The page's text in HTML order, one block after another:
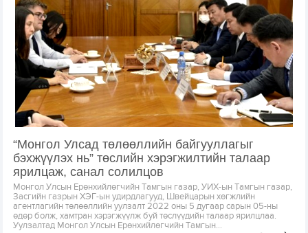
“Монгол Улсад төлөөллийн байгууллагыг
бэхжүүлэх нь” төслийн хэрэгжилтийн талаар
ярилцаж, санал солилцов
Монгол Улсын Ерөнхийлөгчийн Тамгын газар, УИХ-ын Тамгын газар,
Засгийн газрын ХЭГ-ын удирдлагууд, Швейцарын хөгжлийн
агентлагийн төлөөллийн уулзалт 2022 оны 5 дугаар сарын 05-ны
өдөр болж, хамтран хэрэгжүүлж буй төслүүдийн талаар ярилцлаа.
Уулзалтад Монгол Улсын Ерөнхийлөгчийн Тамгын...